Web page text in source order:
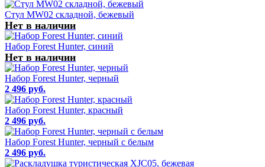
Стул MW02 складной, бежевый
Нет в наличии
Набор Forest Hunter, синий
Нет в наличии
Набор Forest Hunter, черный
2 496 руб.
Набор Forest Hunter, красный
2 496 руб.
Набор Forest Hunter, черный с белым
2 496 руб.